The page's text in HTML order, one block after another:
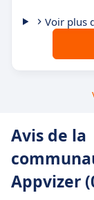
Voir plus
Avis de la
Appvizer